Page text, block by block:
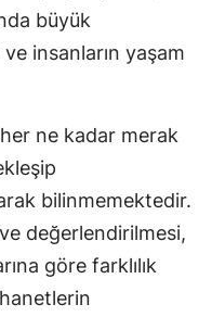
Niğde
Sakarya
Samsun
büyük
insanların yaşam
ne kadar merak
bilinmemektedir.
değerlendirilmesi,
göre farklılık